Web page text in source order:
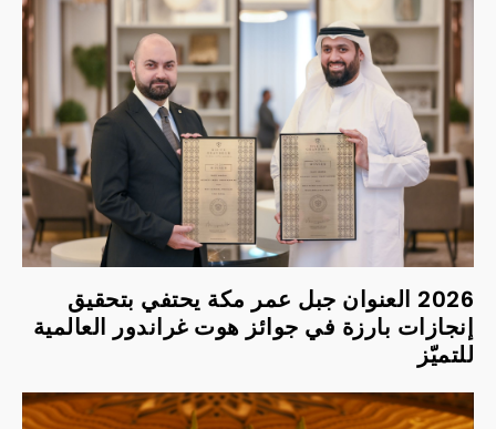
2026 العنوان جبل عمر مكة يحتفي بتحقيق
إنجازات بارزة في جوائز هوت غراندور العالمية
للتميّز